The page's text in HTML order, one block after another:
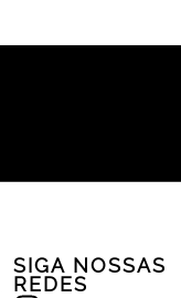
SIGA NOSSAS
REDES